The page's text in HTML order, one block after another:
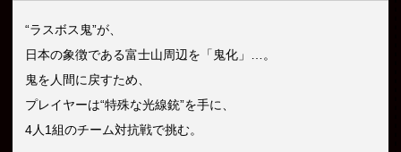
“ラスボス鬼”が、
日本の象徴である富士山周辺を「鬼化」…。
鬼を人間に戻すため、
プレイヤーは“特殊な光線銃”を手に、
4人1組のチーム対抗戦で挑む。